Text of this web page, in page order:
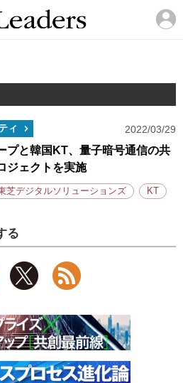
ィ 2022/03/29
プと韓国KT、量子暗号通信の共
ジェクトを実施
芝デジタルソリューションズ KT
る